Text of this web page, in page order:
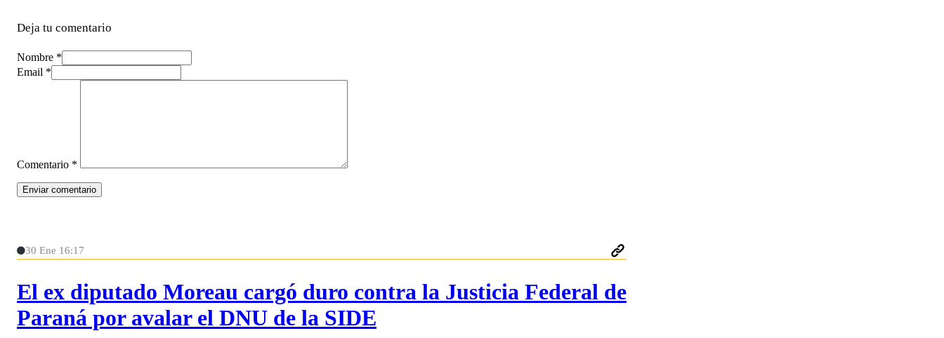
Deja tu comentario
Nombre *
Email *
Comentario *
30 Ene 16:17
El ex diputado Moreau cargó duro contra la Justicia Federal de
Paraná por avalar el DNU de la SIDE